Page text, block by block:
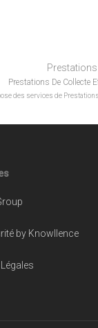
Prestations
Prestations De Collecte
des services de
by Knowllence